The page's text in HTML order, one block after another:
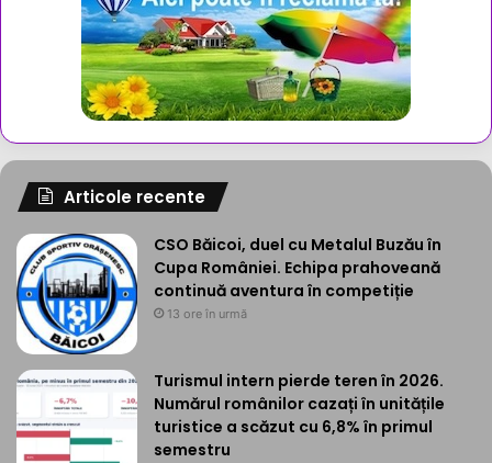
Articole recente
CSO Băicoi, duel cu Metalul Buzău în
Cupa României. Echipa prahoveană
continuă aventura în competiție
13 ore în urmă
Turismul intern pierde teren în 2026.
Numărul românilor cazați în unitățile
turistice a scăzut cu 6,8% în primul
semestru